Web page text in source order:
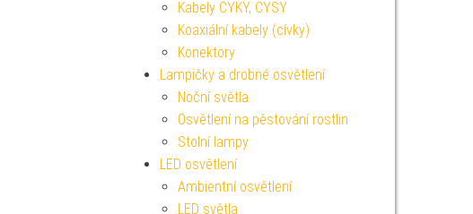
Kabely CYKY, CYSY
Koaxiální kabely (cívky)
Konektory
Lampičky a drobné osvětlení
Noční světla
Osvětlení na pěstování rostlin
Stolní lampy
LED osvětlení
Ambientní osvětlení
LED světla